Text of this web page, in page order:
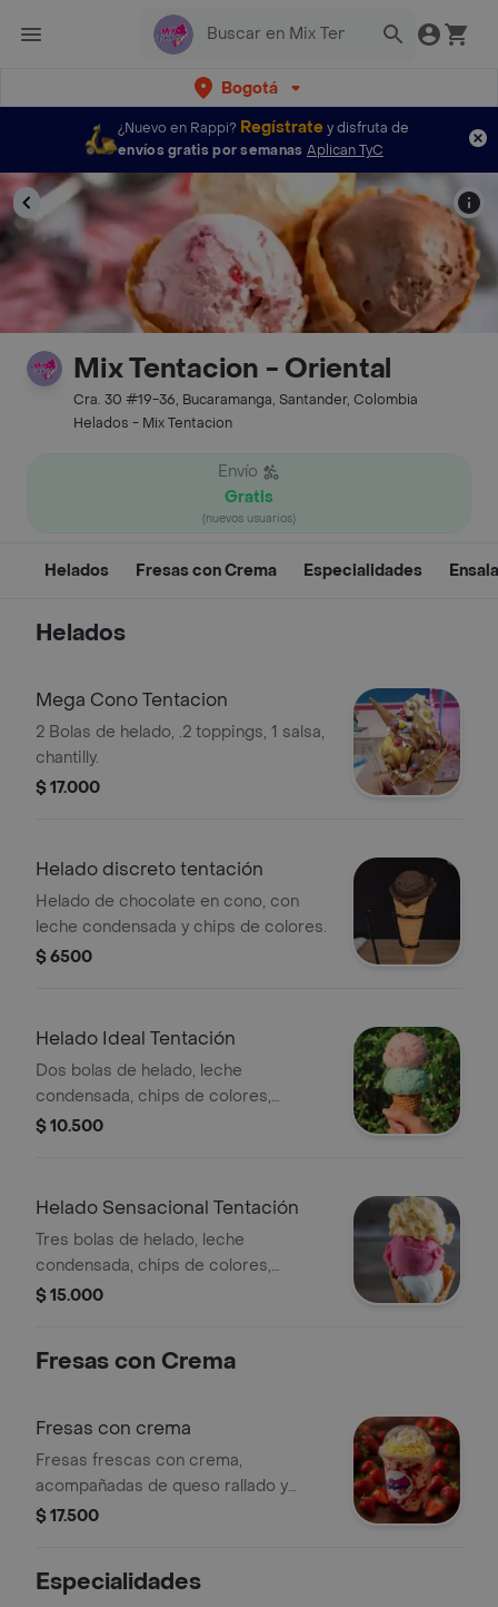
Bogotá
¿Nuevo en Rappi? Regístratey disfruta de
envíos gratis por semanas Aplican TyC
Mix Tentacion - Oriental
Cra. 30 #19-36, Bucaramanga, Santander, Colombia
Helados - Mix Tentacion
Envío
Gratis
(nuevos usuarios)
Helados Fresas con Crema Especialidades
Helados
Mega Cono Tentacion
2 Bolas de helado, .2 toppings, 1 salsa,
chantilly.
$ 17.000
Helado discreto tentación
Helado de chocolate en cono, con
leche condensada y chips de colores.
$ 6500
Helado Ideal Tentación
Dos bolas de helado, leche
condensada, chips de colores,
barquillo.
$ 10.500
Helado Sensacional Tentación
Tres bolas de helado, leche
condensada, chips de colores,
barquillo, gomitas.
$ 15.000
Fresas con Crema
Fresas con crema
Fresas frescas con crema,
acompañadas de queso rallado y
salsa de fresa.
$ 17.500
Especialidades